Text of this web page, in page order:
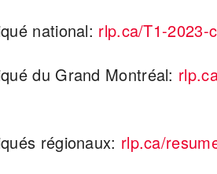
é national: rlp.ca/T1-2023-
du Grand Montréal:
régionaux: rlp.ca/